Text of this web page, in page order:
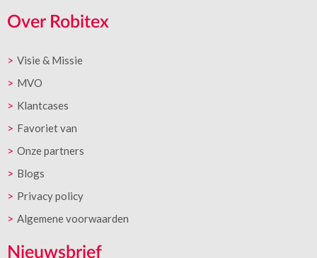
Over Robitex
Visie & Missie
MVO
Klantcases
Favoriet van
Onze partners
Blogs
Privacy policy
Algemene voorwaarden
Nieuwsbrief